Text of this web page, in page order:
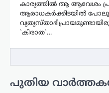
കാര്യത്തിൽ ആ ആവേശം
ആരാധകർക്കിടയിൽ
`കിരാത`…
പുതിയ